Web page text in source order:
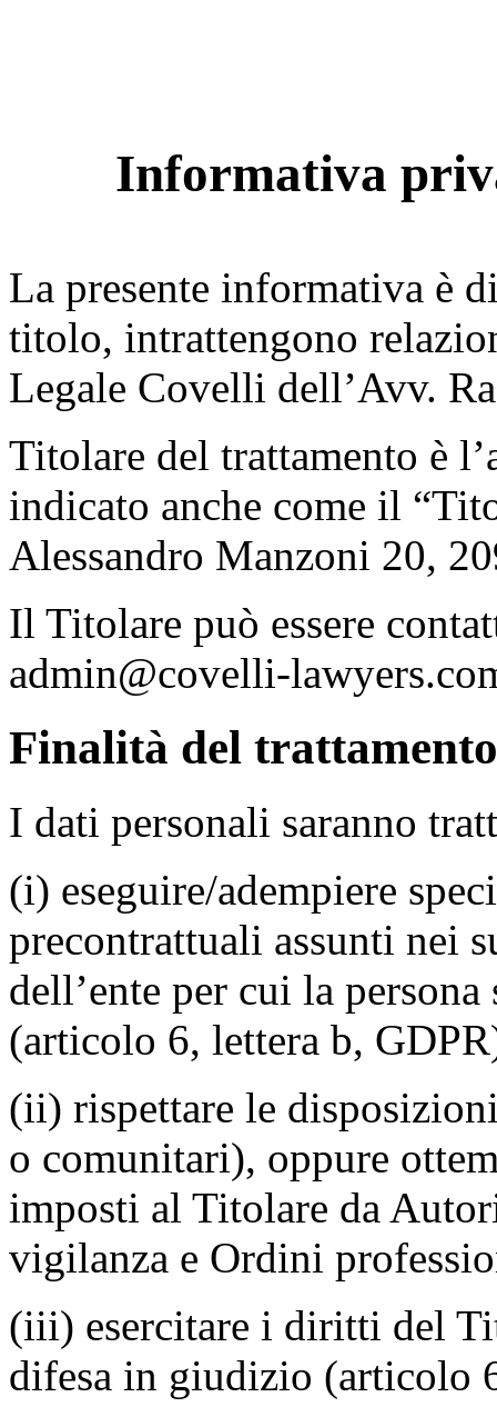
Informativa
La presente informativa è
titolo, intrattengono
Legale Covelli dell’Avv.
Titolare del trattamento è
indicato anche come il
Alessandro Manzoni 20,
Il Titolare può essere
admin@covelli-
Finalità del
I dati personali saranno
(i) eseguire/adempiere
precontrattuali assunti nei
dell’ente per cui la
(articolo 6, lettera b,
(ii) rispettare le
o comunitari), oppure
imposti al Titolare da
vigilanza e Ordini
(iii) esercitare i diritti del
difesa in giudizio (articolo